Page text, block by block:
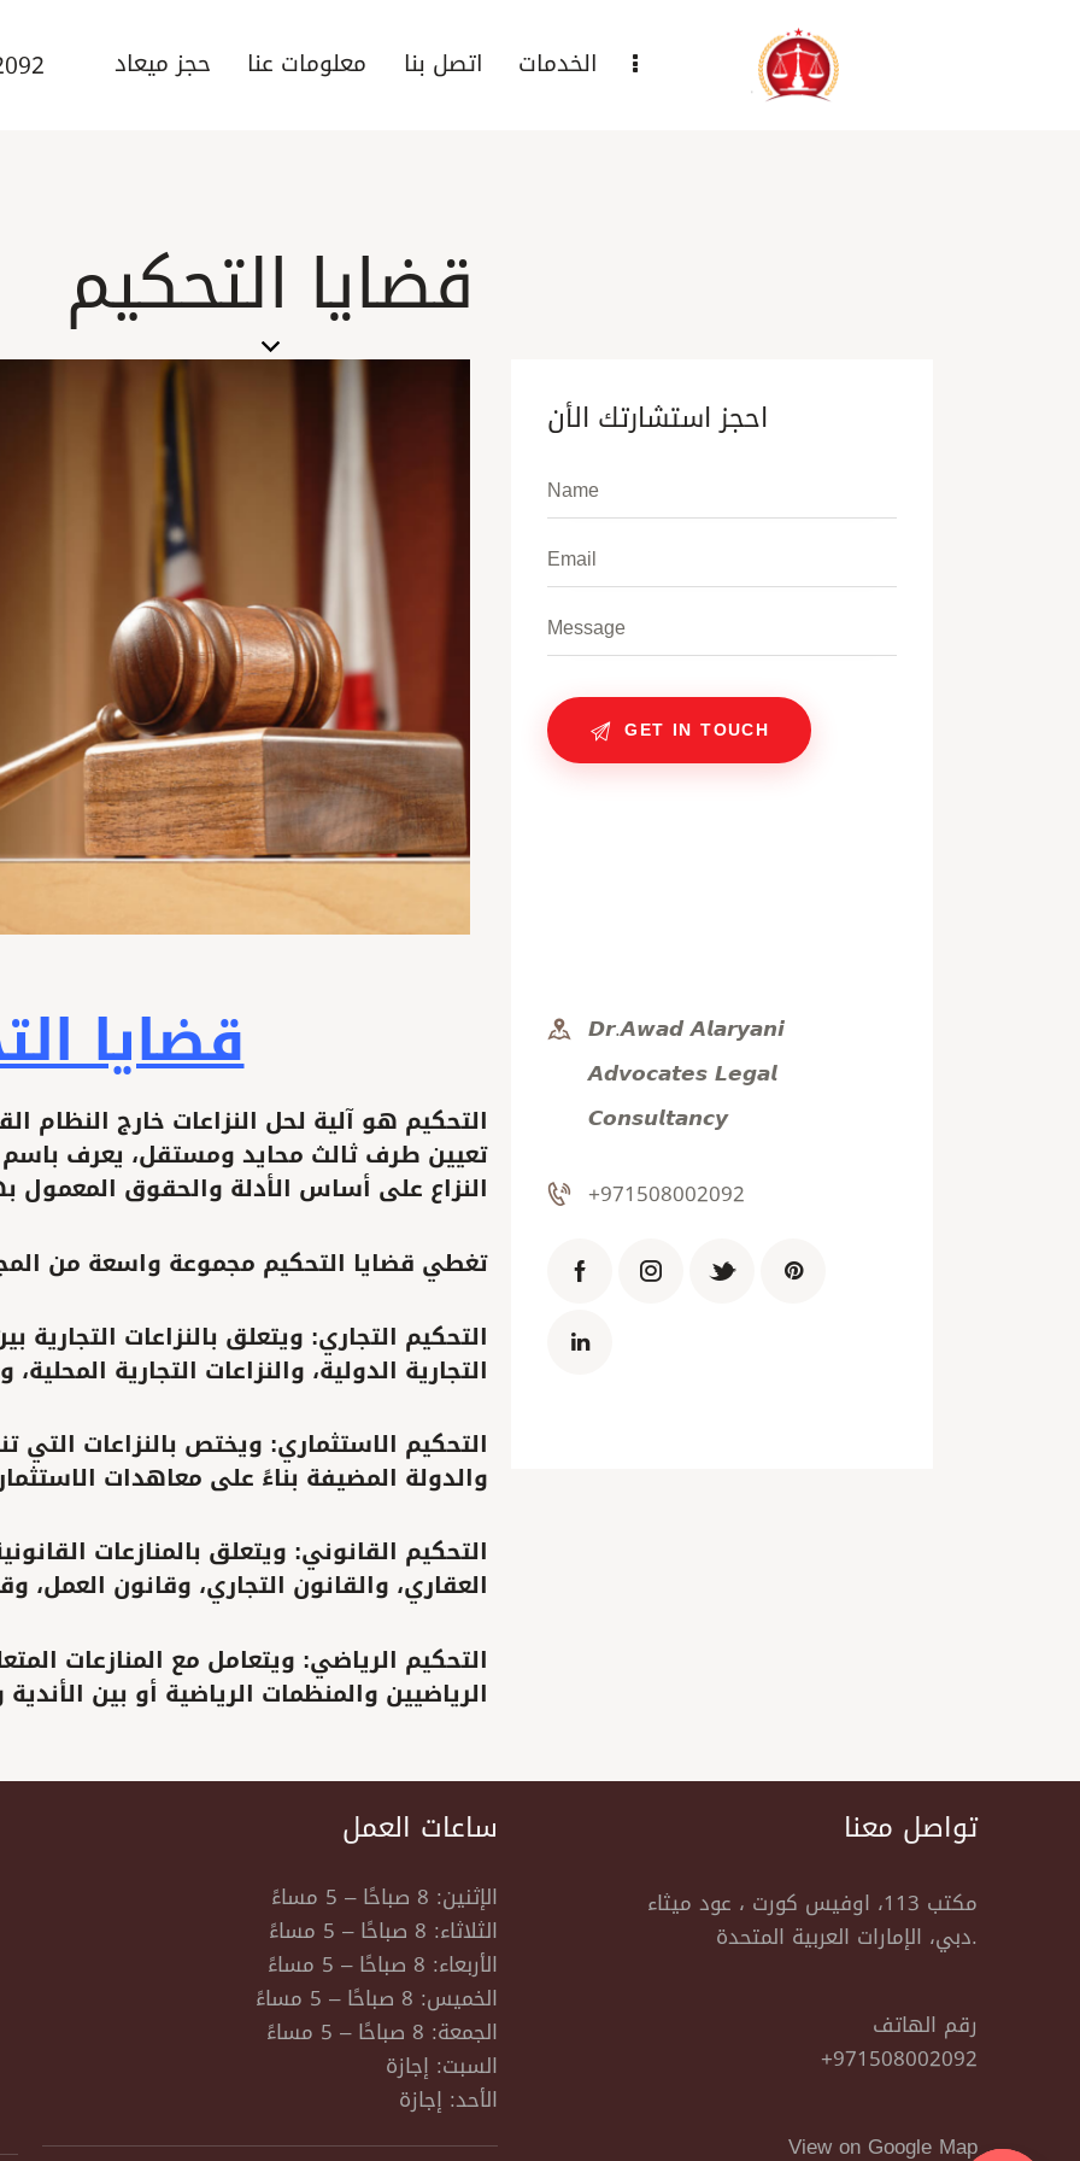
حجز ميعاد معلومات عنا اتصل بنا الخدمات
قضايا التحكيم
قضايا
التحكيم هو آلية لحل النزاعات خارج النظام
تعيين طرف ثالث محايد ومستقل، يعرف باسم
النزاع على أساس الأدلة والحقوق المعمول
تغطي قضايا التحكيم مجموعة واسعة من
التجارية الدولية، والنزاعات التجارية
والدولة المضيفة بناءً على معاهدات الاستثمار
العقاري، والقانون التجاري، وقانون العمل،
الرياضيين والمنظمات الرياضية أو بين الأندية
احجز استشارتك الأن
𝘿𝙧.𝘼𝙬𝙖𝙙 𝘼𝙡𝙖𝙧𝙮𝙖𝙣𝙞
𝘼𝙙𝙫𝙤𝙘𝙖𝙩𝙚𝙨 𝙇𝙚𝙜𝙖𝙡
𝘾𝙤𝙣𝙨𝙪𝙡𝙩𝙖𝙣𝙘𝙮
+971508002092
ساعات العمل
الإثنين: 8 صباحًا – 5 مساءً
الثلاثاء: 8 صباحًا – 5 مساءً
الأربعاء: 8 صباحًا – 5 مساءً
الخميس: 8 صباحًا – 5 مساءً
الجمعة: 8 صباحًا – 5 مساءً
السبت: إجازة
الأحد: إجازة
تواصل معنا
مكتب 113، اوفيس كورت ، عود ميثاء
دبي، الإمارات العربية المتحدة.
رقم الهاتف
+971508002092
View on Google Map